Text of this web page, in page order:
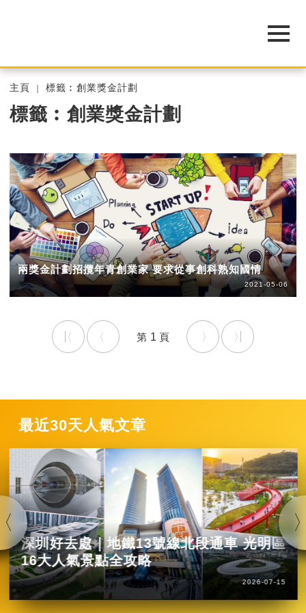
主頁 標籤︰創業獎金計劃
標籤︰創業獎金計劃
兩獎金計劃招攬年青創業家 要求從事創科熟知國情
2021-05-06
1
最近30天人氣文章
深圳好去處｜地鐵13號線北段通車 光明區
16大人氣景點全攻略
2026-07-15